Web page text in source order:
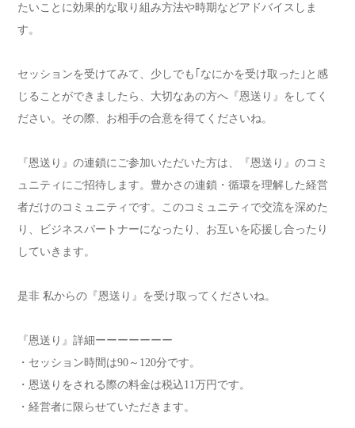
たいことに効果的な取り組み方法や時期などアドバイスしま
す。
セッションを受けてみて、少しでも｢なにかを受け取った｣と感
じることができましたら、大切なあの方へ『恩送り』をしてく
ださい。その際、お相手の合意を得てくださいね。
『恩送り』の連鎖にご参加いただいた方は、『恩送り』のコミ
ュニティにご招待します。豊かさの連鎖・循環を理解した経営
者だけのコミュニティです。このコミュニティで交流を深めた
り、ビジネスパートナーになったり、お互いを応援し合ったり
していきます。
是非 私からの『恩送り』を受け取ってくださいね。
『恩送り』詳細ーーーーーーー
・セッション時間は90～120分です。
・恩送りをされる際の料金は税込11万円です。
・経営者に限らせていただきます。